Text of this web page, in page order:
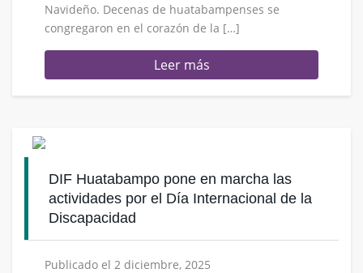
Navideño. Decenas de huatabampenses se
congregaron en el corazón de la […]
Leer más
DIF Huatabampo pone en marcha las
actividades por el Día Internacional de la
Discapacidad
Publicado el 2 diciembre, 2025